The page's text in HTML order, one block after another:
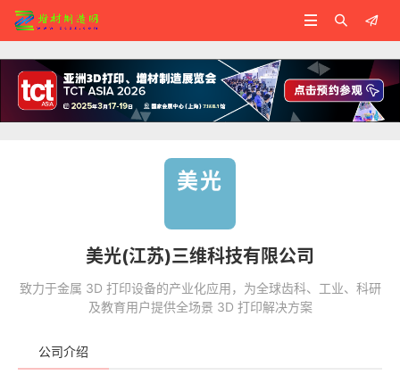



美光
美光(江苏)三维科技有限公司
致力于金属 3D 打印设备的产业化应用，为全球齿科、工业、科研
及教育用户提供全场景 3D 打印解决方案
公司介绍